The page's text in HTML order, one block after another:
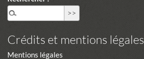
Crédits et mentions légales
Mentions légales